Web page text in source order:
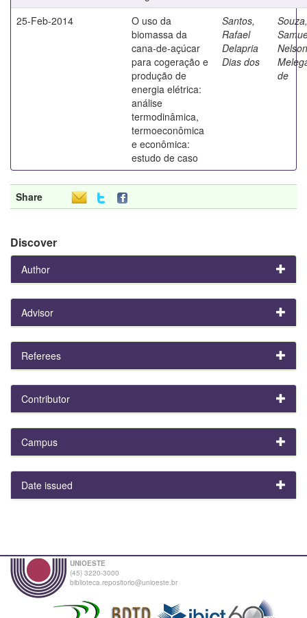
25-Feb-2014
O uso da
biomassa da
cana-de-açúcar
para cogeração e
produção de
energia elétrica:
análise
termodinâmica,
termoeconômica
e econômica:
estudo de caso
Santos,
Rafael
Delapria
Dias dos
Souza,
Nelson
de
Share
Discover
Author
Advisor
Referees
Contributor
Campus
Date issued
UNIOESTE
(45) 3220-3000
biblioteca.repositorio@unioeste.br